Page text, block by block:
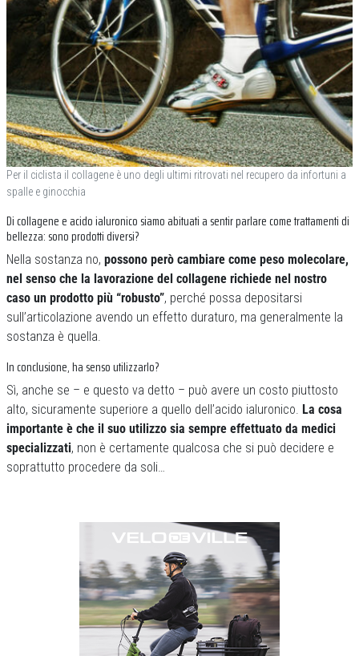
Per il ciclista il collagene è uno degli ultimi ritrovati nel recupero da infortuni a
spalle e ginocchia
Di collagene e acido ialuronico siamo abituati a sentir parlare come trattamenti di
bellezza: sono prodotti diversi?
Nella sostanza no, possono però cambiare come peso molecolare,
nel senso che la lavorazione del collagene richiede nel nostro
caso un prodotto più “robusto”, perché possa depositarsi
sull’articolazione avendo un effetto duraturo, ma generalmente la
sostanza è quella.
In conclusione, ha senso utilizzarlo?
Sì, anche se – e questo va detto – può avere un costo piuttosto
alto, sicuramente superiore a quello dell’acido ialuronico. La cosa
importante è che il suo utilizzo sia sempre effettuato da medici
specializzati, non è certamente qualcosa che si può decidere e
soprattutto procedere da soli…